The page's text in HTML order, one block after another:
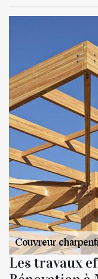
Les travaux